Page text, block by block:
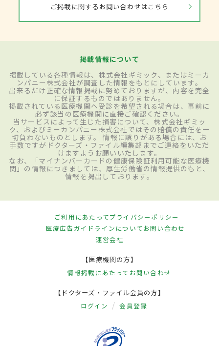
ご掲載に関するお問い合わせはこちら
掲載情報について
掲載している各種情報は、株式会社ギミック、またはミーカ
ンパニー株式会社が調査した情報をもとにしています。
出来るだけ正確な情報掲載に努めておりますが、内容を完全
に保証するものではありません。
掲載されている医療機関へ受診を希望される場合は、事前に
必ず該当の医療機関に直接ご確認ください。
当サービスによって生じた損害について、株式会社ギミッ
ク、およびミーカンパニー株式会社ではその賠償の責任を一
切負わないものとします。 情報に誤りがある場合には、お
手数ですがドクターズ・ファイル編集部までご連絡をいただ
けますようお願いいたします。
なお、「マイナンバーカードの健康保険証利用可能な医療機
関」の情報につきましては、厚生労働省の情報提供のもと、
情報を掲出しております。
ご利用にあたってプライバシーポリシー
医療広告ガイドラインについてお問い合わせ
運営会社
【医療機関の方】
情報掲載にあたって お問い合わせ
【ドクターズ・ファイル会員の方】
ログイン 会員登録